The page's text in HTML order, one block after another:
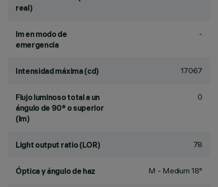
real)
lm en modo de
emergencia
-
Intensidad máxima (cd) 17067
Flujo luminoso total a un
ángulo de 90° o superior
(lm)
0
Light output ratio (LOR) 78
Óptica y ángulo de haz M - Medium 18°